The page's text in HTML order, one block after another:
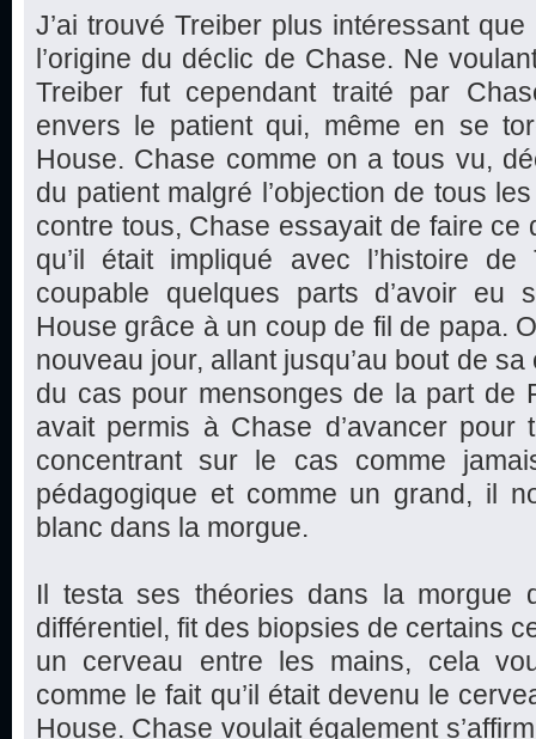
J’ai trouvé Treiber plus intéressant
l’origine du déclic de Chase. Ne
Treiber fut cependant traité par
envers le patient qui, même en se
House. Chase comme on a tous vu,
du patient malgré l’objection de tous
contre tous, Chase essayait de faire ce
qu’il était impliqué avec l’histoire
coupable quelques parts d’avoir eu
House grâce à un coup de fil de papa.
nouveau jour, allant jusqu’au bout de
du cas pour mensonges de la part de
avait permis à Chase d’avancer
concentrant sur le cas comme
pédagogique et comme un grand, il
blanc dans la morgue.
Il testa ses théories dans la morgue
différentiel, fit des biopsies de certains
un cerveau entre les mains, cela
comme le fait qu’il était devenu le
House. Chase voulait également